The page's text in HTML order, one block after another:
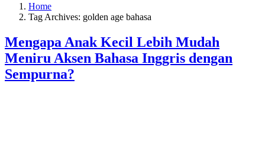
Home
Tag Archives: golden age bahasa
Mengapa Anak Kecil Lebih Mudah
Meniru Aksen Bahasa Inggris dengan
Sempurna?